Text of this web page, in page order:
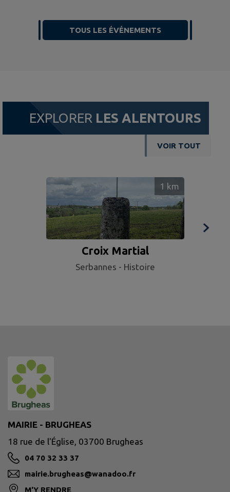
TOUS LES ÉVÉNEMENTS
EXPLORER LES ALENTOURS
VOIR TOUT
1 km
Croix Martial
Serbannes - Histoire
MAIRIE - BRUGHEAS
18 rue de l'Église, 03700 Brugheas
04 70 32 33 37
mairie.brugheas@wanadoo.fr
M'Y RENDRE